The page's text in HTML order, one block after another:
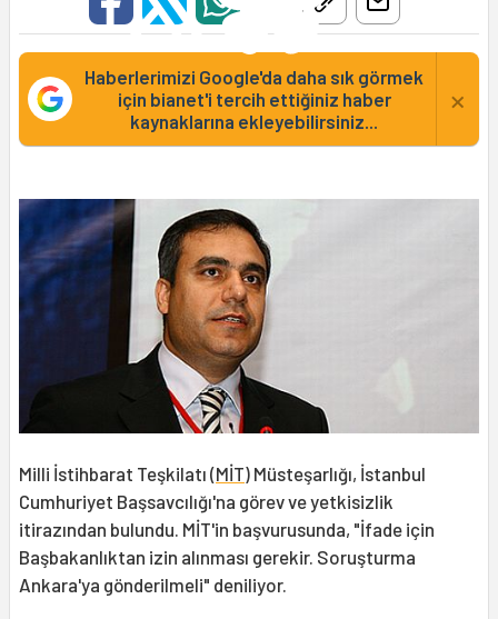
Haberlerimizi Google'da daha sık görmek
için bianet'i tercih ettiğiniz haber
kaynaklarına ekleyebilirsiniz...
×
Milli İstihbarat Teşkilatı (MİT) Müsteşarlığı, İstanbul
Cumhuriyet Başsavcılığı'na görev ve yetkisizlik
itirazından bulundu. MİT'in başvurusunda, "İfade için
Başbakanlıktan izin alınması gerekir. Soruşturma
Ankara'ya gönderilmeli" deniliyor.